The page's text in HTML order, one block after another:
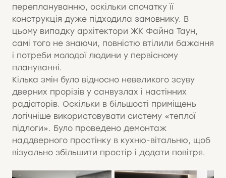
переплануванню, оскільки спочатку її
конструкція дуже підходила замовнику. В
цьому випадку архітектори ЖК Файна Таун,
самі того не знаючи, повністю втілили бажання
і потреби молодої людини у первісному
плануванні.
Кілька змін було відносно невеликого зсуву
дверних прорізів у санвузлах і настінних
радіаторів. Оскільки в більшості приміщень
логічніше використовувати систему «теплої
підлоги». Було проведено демонтаж
наддверного простінку в кухню-вітальню, щоб
візуально збільшити простір і додати повітря.